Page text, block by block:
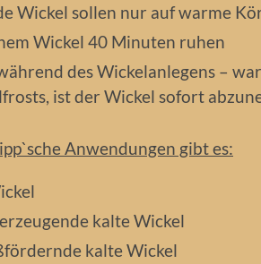
Wickel sollen nur auf warme
Wickel 40 Minuten ruhen
des Wickelanlegens –
ist der Wickel sofort
Anwendungen gibt es:
kalte Wickel
kalte Wickel